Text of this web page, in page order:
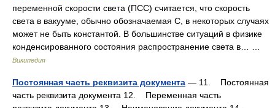
переменной скорости света (ПСС) считается, что скорость
света в вакууме, обычно обозначаемая C, в некоторых случаях
может не быть константой. В большинстве ситуаций в физике
конденсированного состояния распространение света в… …
Википедия
Постоянная часть реквизита документа — 11. Постоянная
часть реквизита документа 12. Переменная часть